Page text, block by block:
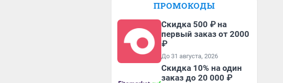
ПРОМОКОДЫ
Скидка 500 ₽ на
первый заказ от 2000
₽
До 31 августа, 2026
Скидка 10% на один
заказ до 20 000 ₽